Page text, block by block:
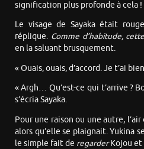
signification plus profonde à cela !
Le visage de Sayaka était
réplique. Comme d’habitude,
en la saluant brusquement.
« Ouais, ouais, d’accord. Je t’ai
« Argh… Qu’est-ce qui t’arrive ?
s’écria Sayaka.
Pour une raison ou une autre,
alors qu’elle se plaignait. Yukina
le simple fait de regarderKojou et